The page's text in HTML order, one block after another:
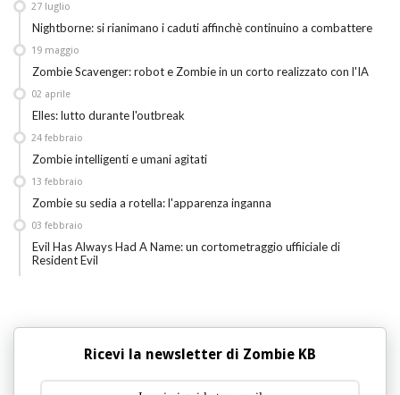
Nightborne: si rianimano i caduti affinchè continuino a combattere
27 luglio
Zombie Scavenger: robot e Zombie in un corto realizzato con l'IA
19 maggio
Elles: lutto durante l'outbreak
02 aprile
Zombie intelligenti e umani agitati
24 febbraio
Zombie su sedia a rotella: l'apparenza inganna
13 febbraio
Evil Has Always Had A Name: un cortometraggio uffiiciale di
Resident Evil
03 febbraio
Ricevi la newsletter di Zombie KB